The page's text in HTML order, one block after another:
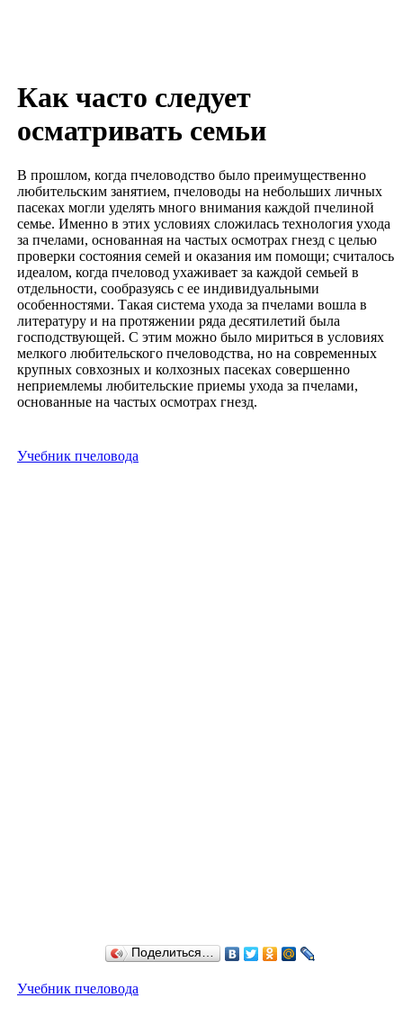
Как часто следует
осматривать семьи
В прошлом, когда пчеловодство было преимущественно
любительским занятием, пчеловоды на небольших личных
пасеках могли уделять много внимания каждой пчелиной
семье. Именно в этих условиях сложилась технология ухода
за пчелами, основанная на частых осмотрах гнезд с целью
проверки состояния семей и оказания им помощи; считалось
идеалом, когда пчеловод ухаживает за каждой семьей в
отдельности, сообразуясь с ее индивидуальными
особенностями. Такая система ухода за пчелами вошла в
литературу и на протяжении ряда десятилетий была
господствующей. С этим можно было мириться в условиях
мелкого любительского пчеловодства, но на современных
крупных совхозных и колхозных пасеках совершенно
неприемлемы любительские приемы ухода за пчелами,
основанные на частых осмотрах гнезд.
Учебник пчеловода
Поделиться…
Учебник пчеловода